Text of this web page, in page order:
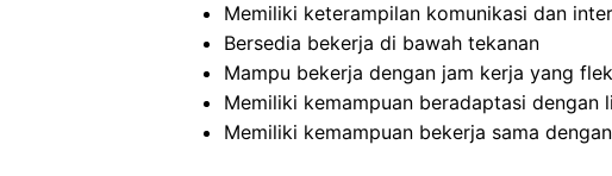
Memiliki keterampilan komunikasi dan
Bersedia bekerja di bawah tekanan
Mampu bekerja dengan jam kerja yang
Memiliki kemampuan beradaptasi dengan
Memiliki kemampuan bekerja sama